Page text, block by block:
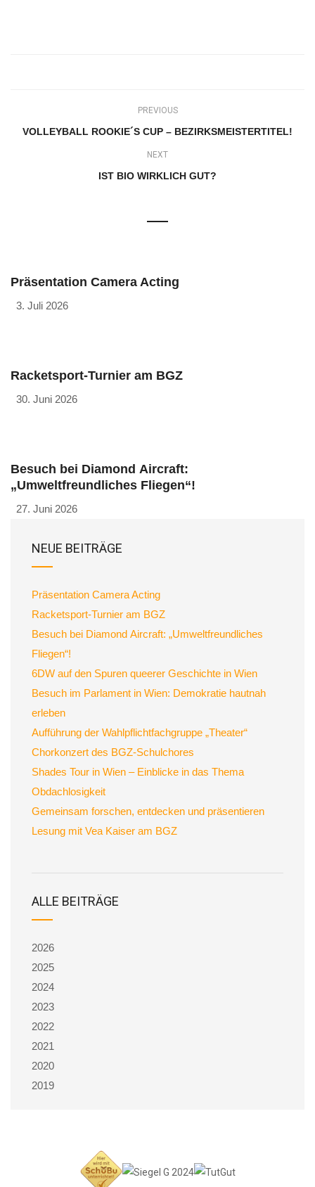
PREVIOUS
VOLLEYBALL ROOKIE´S CUP – BEZIRKSMEISTERTITEL!
NEXT
IST BIO WIRKLICH GUT?
Präsentation Camera Acting
3. Juli 2026
Racketsport-Turnier am BGZ
30. Juni 2026
Besuch bei Diamond Aircraft:
„Umweltfreundliches Fliegen“!
27. Juni 2026
NEUE BEITRÄGE
Präsentation Camera Acting
Racketsport-Turnier am BGZ
Besuch bei Diamond Aircraft: „Umweltfreundliches
Fliegen“!
6DW auf den Spuren queerer Geschichte in Wien
Besuch im Parlament in Wien: Demokratie hautnah
erleben
Aufführung der Wahlpflichtfachgruppe „Theater“
Chorkonzert des BGZ-Schulchores
Shades Tour in Wien – Einblicke in das Thema
Obdachlosigkeit
Gemeinsam forschen, entdecken und präsentieren
Lesung mit Vea Kaiser am BGZ
ALLE BEITRÄGE
2026
2025
2024
2023
2022
2021
2020
2019